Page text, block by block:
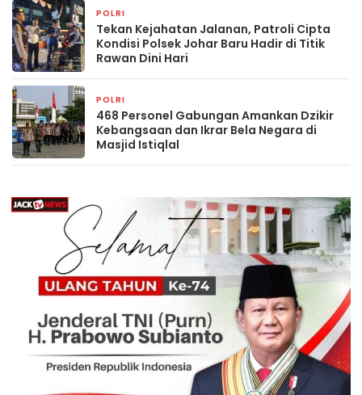
POLRI
Tekan Kejahatan Jalanan, Patroli Cipta
Kondisi Polsek Johar Baru Hadir di Titik
Rawan Dini Hari
POLRI
468 Personel Gabungan Amankan Dzikir
Kebangsaan dan Ikrar Bela Negara di
Masjid Istiqlal